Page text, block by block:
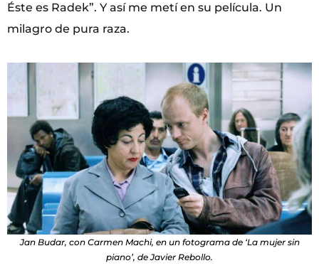
Éste es Radek”. Y así me metí en su película. Un
milagro de pura raza.
Jan Budar, con Carmen Machi, en un fotograma de ‘La mujer sin
piano’, de Javier Rebollo.